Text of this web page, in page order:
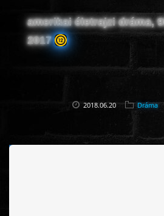
www.onlinefilmvilag2.eu,Copyright ©
semmilyen jogsértő tartalmat. Minden
amerikai életrajzi dráma,
2017
2018.06.20 Dráma